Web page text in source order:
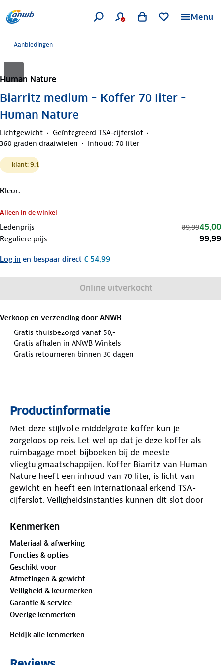
Menu
Aanbiedingen
Human Nature
Biarritz medium – Koffer 70 liter –
Human Nature
Lichtgewicht
Geïntegreerd TSA-cijferslot
360 graden draaiwielen
Inhoud: 70 liter
klant: 9.1
Kleur:
Alleen in de winkel
Ledenprijs 89,9945,00
Reguliere prijs 99,99
Log in en bespaar direct € 54,99
Online uitverkocht
Verkoop en verzending door ANWB
Gratis thuisbezorgd vanaf 50,-
Gratis afhalen in ANWB Winkels
Gratis retourneren binnen 30 dagen
Productinformatie
Met deze stijlvolle middelgrote koffer kun je
zorgeloos op reis. Let wel op dat je deze koffer als
ruimbagage moet bijboeken bij de meeste
vliegtuigmaatschappijen. Koffer Biarritz van Human
Nature heeft een inhoud van 70 liter, is licht van
gewicht en heeft een internationaal erkend TSA-
cijferslot. Veiligheidsinstanties kunnen dit slot door
koffer te beschadigen. Nadat ze de koffer hebben
weer beveiligd.
De softcase koffer heeft een luxe uitstraling en is
zeer wendbaar dankzij de 360 graden draaiende
wielen. De zachte koffer is vervaardigd uit 33
gerecyclede PET-flessen van 500ML. Een voordeel
van een zachte koffer is dat je ‘m vaak nog net iets
voller kunt stoppen. Door middel van een rits is de
koffer uitbreidbaar, ideaal als je op de terugweg nog
Kenmerken
Materiaal & afwerking
Functies & opties
Geschikt voor
Afmetingen & gewicht
Veiligheid & keurmerken
Garantie & service
Overige kenmerken
Bekijk alle kenmerken